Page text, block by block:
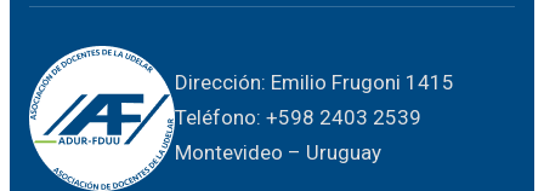
Dirección: Emilio Frugoni 1415
Teléfono: +598 2403 2539
Montevideo – Uruguay